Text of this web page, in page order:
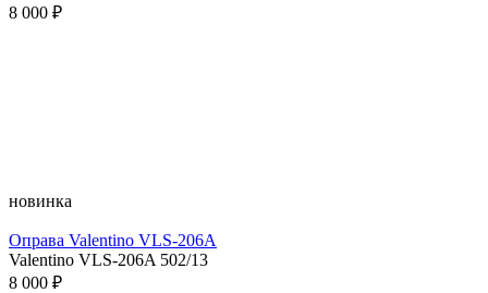
8 000 ₽
новинка
Оправа Valentino VLS-206A
Valentino VLS-206A 502/13
8 000 ₽